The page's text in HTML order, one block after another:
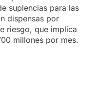
suplencias para las
dispensas por
riesgo, que implica
millones por mes.